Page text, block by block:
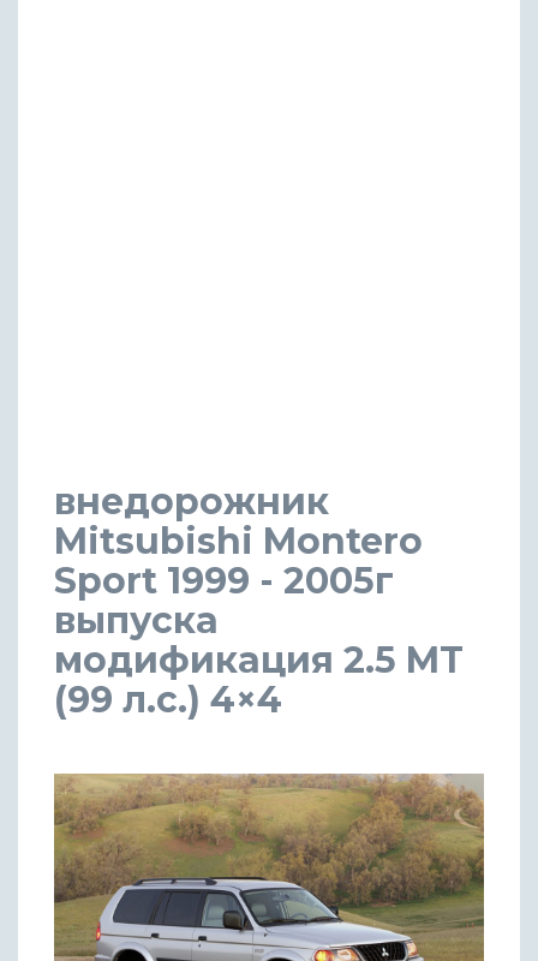
внедорожник
Mitsubishi Montero
Sport 1999 - 2005г
выпуска
модификация 2.5 MT
(99 л.с.) 4×4